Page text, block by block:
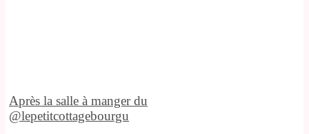
Après la salle à manger du
@lepetitcottagebourgu